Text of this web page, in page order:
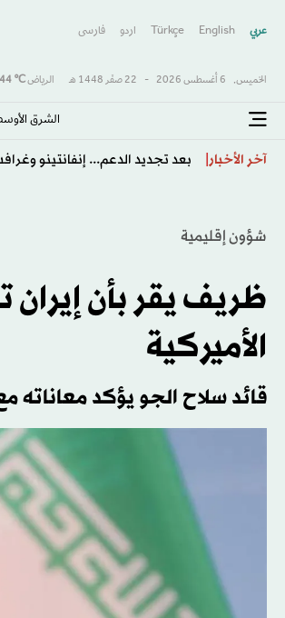
عربي English
Türkçe اردو فارسى
الخميس, 6 أغسطس 2026 - 22 صفَر 1448 هـ الرياض℃
44
الشرق
آخر الأخبار
«مهرجان ولي العهد للهجن»:
شؤون إقليمية
ظريف يقر بأن
الأميركية
قائد سلاح الجو يؤكد معاناته